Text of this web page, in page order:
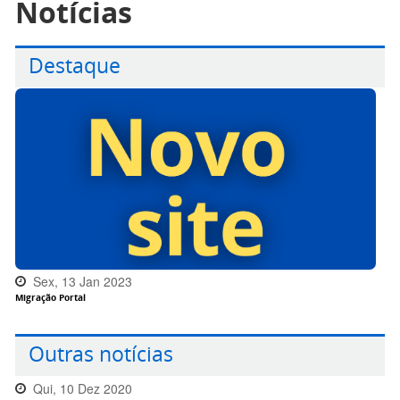
Notícias
Destaque
Sex, 13 Jan 2023
16:32:00 -0300
Migração Portal
Outras notícias
Qui, 10 Dez 2020